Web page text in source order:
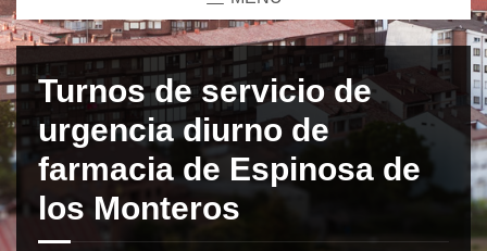
Turnos de servicio de
urgencia diurno de
farmacia de Espinosa de
los Monteros